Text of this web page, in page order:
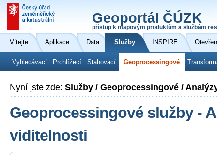
Geoportál ČÚZK
přístup k mapovým produktům a službám
Vítejte Aplikace Data Služby INSPIRE
Vyhledávací Prohlížecí Stahovací Geoprocessingové
Nyní jste zde: Služby / Geoprocessingové /
Geoprocessingové služby -
viditelnosti